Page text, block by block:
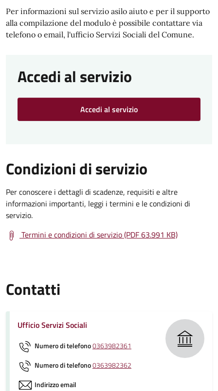
Per informazioni sul servizio asilo aiuto e per il supporto
alla compilazione del modulo è possibile contattare via
telefono o email, l'ufficio Servizi Sociali del Comune.
Accedi al servizio
Accedi al servizio
Condizioni di servizio
Per conoscere i dettagli di scadenze, requisiti e altre
informazioni importanti, leggi i termini e le condizioni di
servizio.
Termini e condizioni di servizio (PDF 63.991 KB)
Contatti
Ufficio Servizi Sociali
Numero di telefono0363982361
Numero di telefono0363982362
Indirizzo email